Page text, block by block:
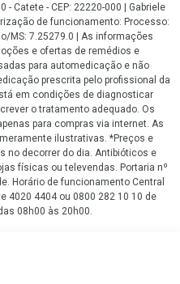
- Catete - CEP: 22220-000 | Gabriele
de funcionamento: Processo:
MS: 7.25279.0 | As informações
e ofertas de remédios e
para automedicação e não
prescrita pelo profissional da
em condições de diagnosticar
o tratamento adequado. Os
para compras via internet. As
ilustrativas. *Preços e
no decorrer do dia. Antibióticos e
físicas ou televendas. Portaria nº
Horário de funcionamento Central
4020 4404 ou 0800 282 10 10 de
08h00 às 20h00.